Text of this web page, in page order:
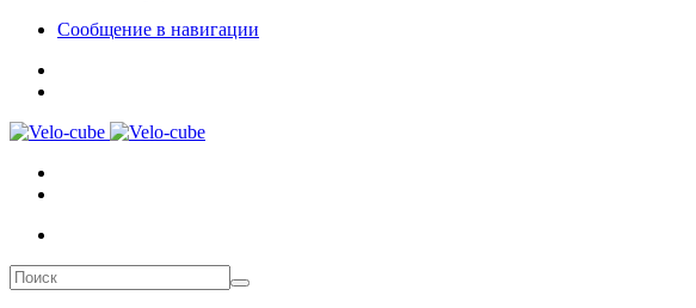
Сообщение в навигации